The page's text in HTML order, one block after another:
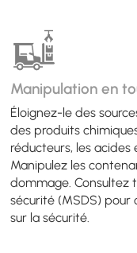
Manipulation en
Éloignez-le des
des produits
réducteurs, les acides
Manipulez les
dommage. Consultez
sécurité (MSDS)
sur la sécurité.